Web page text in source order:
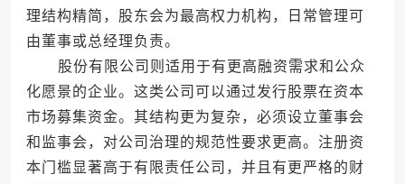
理结构精简，股东会为最高权力机构，日常管理可
由董事或总经理负责。
股份有限公司则适用于有更高融资需求和公众
化愿景的企业。这类公司可以通过发行股票在资本
市场募集资金。其结构更为复杂，必须设立董事会
和监事会，对公司治理的规范性要求更高。注册资
本门槛显著高于有限责任公司，并且有更严格的财